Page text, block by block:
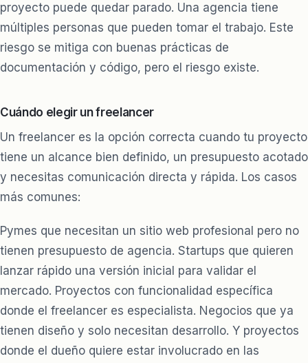
proyecto puede quedar parado. Una agencia tiene
múltiples personas que pueden tomar el trabajo. Este
riesgo se mitiga con buenas prácticas de
documentación y código, pero el riesgo existe.
Cuándo elegir un freelancer
Un freelancer es la opción correcta cuando tu proyecto
tiene un alcance bien definido, un presupuesto acotado
y necesitas comunicación directa y rápida. Los casos
más comunes:
Pymes que necesitan un sitio web profesional pero no
tienen presupuesto de agencia. Startups que quieren
lanzar rápido una versión inicial para validar el
mercado. Proyectos con funcionalidad específica
donde el freelancer es especialista. Negocios que ya
tienen diseño y solo necesitan desarrollo. Y proyectos
donde el dueño quiere estar involucrado en las